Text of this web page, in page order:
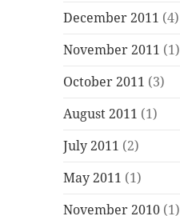
December 2011 (4)
November 2011 (1)
October 2011 (3)
August 2011 (1)
July 2011 (2)
May 2011 (1)
November 2010 (1)